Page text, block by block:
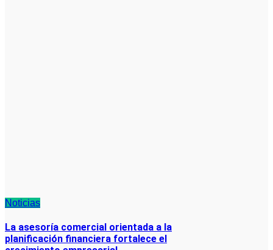
Noticias
La asesoría comercial orientada a la
planificación financiera fortalece el